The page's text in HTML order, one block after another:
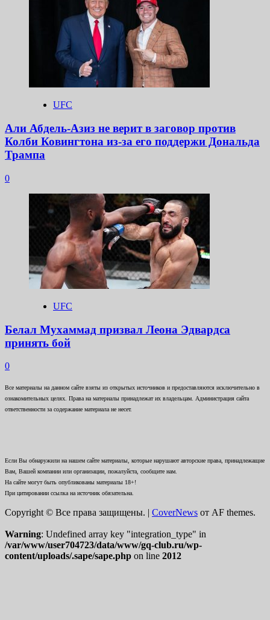
UFC
Али Абдель-Азиз не верит в заговор против
Колби Ковингтона из-за его поддержи Дональда
Трампа
0
UFC
Белал Мухаммад призвал Леона Эдвардса
принять бой
0
Все материалы на данном сайте взяты из открытых источников и предоставляются исключительно в
ознакомительных целях. Права на материалы принадлежат их владельцам. Администрация сайта
ответственности за содержание материала не несет.
Если Вы обнаружили на нашем сайте материалы, которые нарушают авторские права, принадлежащие
Вам, Вашей компании или организации, пожалуйста, сообщите нам.
На сайте могут быть опубликованы материалы 18+!
При цитировании ссылка на источник обязательна.
Copyright © Все права защищены. | CoverNews от AF themes.
Warning: Undefined array key "integration_type" in
/var/www/user704723/data/www/gq-club.ru/wp-
content/uploads/.sape/sape.php on line 2012